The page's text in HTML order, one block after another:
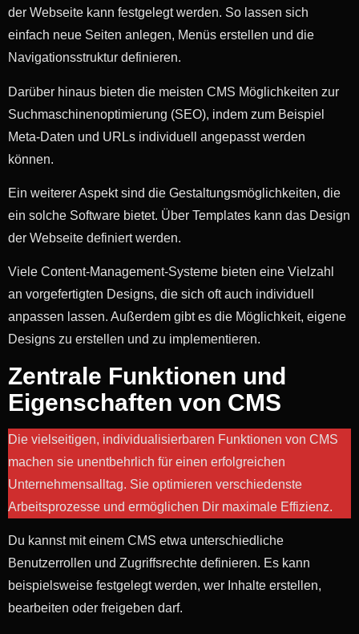
der Webseite kann festgelegt werden. So lassen sich
einfach neue Seiten anlegen, Menüs erstellen und die
Navigationsstruktur definieren.
Darüber hinaus bieten die meisten CMS Möglichkeiten zur
Suchmaschinenoptimierung (SEO), indem zum Beispiel
Meta-Daten und URLs individuell angepasst werden
können.
Ein weiterer Aspekt sind die Gestaltungsmöglichkeiten, die
ein solche Software bietet. Über Templates kann das Design
der Webseite definiert werden.
Viele Content-Management-Systeme bieten eine Vielzahl
an vorgefertigten Designs, die sich oft auch individuell
anpassen lassen. Außerdem gibt es die Möglichkeit, eigene
Designs zu erstellen und zu implementieren.
Zentrale Funktionen und
Eigenschaften von CMS
Die vielseitigen, individualisierbaren Funktionen von CMS
machen sie unentbehrlich für einen erfolgreichen
Unternehmensalltag. Sie optimieren verschiedenste
Arbeitsprozesse und ermöglichen Dir maximale Effizienz.
Du kannst mit einem CMS etwa unterschiedliche
Benutzerrollen und Zugriffsrechte definieren. Es kann
beispielsweise festgelegt werden, wer Inhalte erstellen,
bearbeiten oder freigeben darf.